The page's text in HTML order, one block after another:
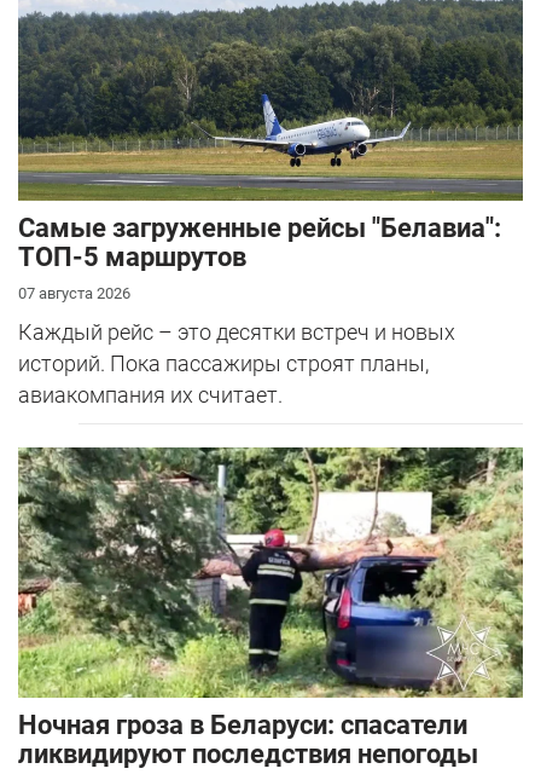
Самые загруженные рейсы "Белавиа":
ТОП-5 маршрутов
07 августа 2026
Каждый рейс – это десятки встреч и новых
историй. Пока пассажиры строят планы,
авиакомпания их считает.
Ночная гроза в Беларуси: спасатели
ликвидируют последствия непогоды